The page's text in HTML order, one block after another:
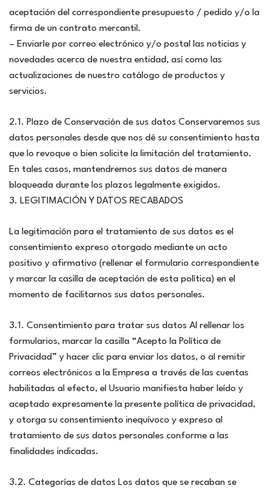
aceptación del correspondiente presupuesto / pedido y/o la
firma de un contrato mercantil.
– Enviarle por correo electrónico y/o postal las noticias y
novedades acerca de nuestra entidad, así como las
actualizaciones de nuestro catálogo de productos y
servicios.
2.1. Plazo de Conservación de sus datos Conservaremos sus
datos personales desde que nos dé su consentimiento hasta
que lo revoque o bien solicite la limitación del tratamiento.
En tales casos, mantendremos sus datos de manera
bloqueada durante los plazos legalmente exigidos.
3. LEGITIMACIÓN Y DATOS RECABADOS
La legitimación para el tratamiento de sus datos es el
consentimiento expreso otorgado mediante un acto
positivo y afirmativo (rellenar el formulario correspondiente
y marcar la casilla de aceptación de esta política) en el
momento de facilitarnos sus datos personales.
3.1. Consentimiento para tratar sus datos Al rellenar los
formularios, marcar la casilla “Acepto la Política de
Privacidad” y hacer clic para enviar los datos, o al remitir
correos electrónicos a la Empresa a través de las cuentas
habilitadas al efecto, el Usuario manifiesta haber leído y
aceptado expresamente la presente política de privacidad,
y otorga su consentimiento inequívoco y expreso al
tratamiento de sus datos personales conforme a las
finalidades indicadas.
3.2. Categorías de datos Los datos que se recaban se